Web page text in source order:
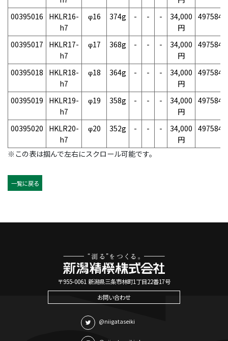
00395016
HKLR16-
h7
φ16 374g - - -
34,000
円
00395017
HKLR17-
h7
φ17 368g - - -
34,000
円
00395018
HKLR18-
h7
φ18 364g - - -
34,000
円
00395019
HKLR19-
h7
φ19 358g - - -
34,000
円
00395020
HKLR20-
h7
φ20 352g - - -
34,000
円
※この表は掴んで左右にスクロール可能です。
一覧に戻る
〒955-0061 新潟県三条市林町1丁目22番17号
お問い合わせ
@niigataseiki